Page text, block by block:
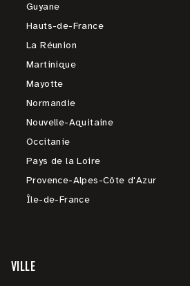
Guyane
Hauts-de-France
La Réunion
Martinique
Mayotte
Normandie
Nouvelle-Aquitaine
Occitanie
Pays de la Loire
Provence-Alpes-Côte d'Azur
Île-de-France
VILLE